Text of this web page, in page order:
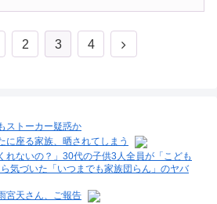
2 3 4
次
ストーカー疑惑か
に座る家族、晒されてしまう
れないの？」30代の子供3人全員が「こども
気づいた「いつまでも家族団らん」のヤバ
宮天さん、ご報告